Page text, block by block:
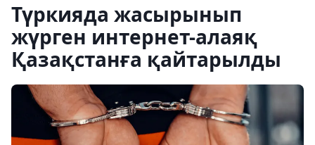
Түркияда жасырынып
жүрген интернет-алаяқ
Қазақстанға қайтарылды